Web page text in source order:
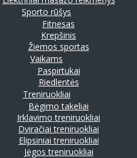
Sporto rūšys
Fitnesas
Krepšinis
Žiemos sportas
Vaikams
Paspirtukai
Riedlentės
Treniruokliai
Bėgimo takeliai
Irklavimo treniruokliai
Dviračiai treniruokliai
Elipsiniai treniruokliai
Jėgos treniruokliai